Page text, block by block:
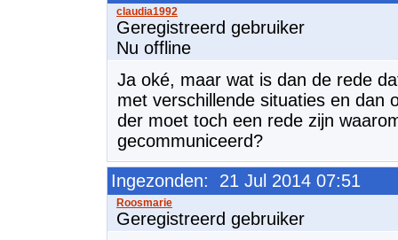
Geregistreerd gebruiker
Nu offline
Ja oké, maar wat is dan de rede
met verschillende situaties en dan
der moet toch een rede zijn
gecommuniceerd?
Ingezonden: 21 Jul 2014 07:51
Geregistreerd gebruiker